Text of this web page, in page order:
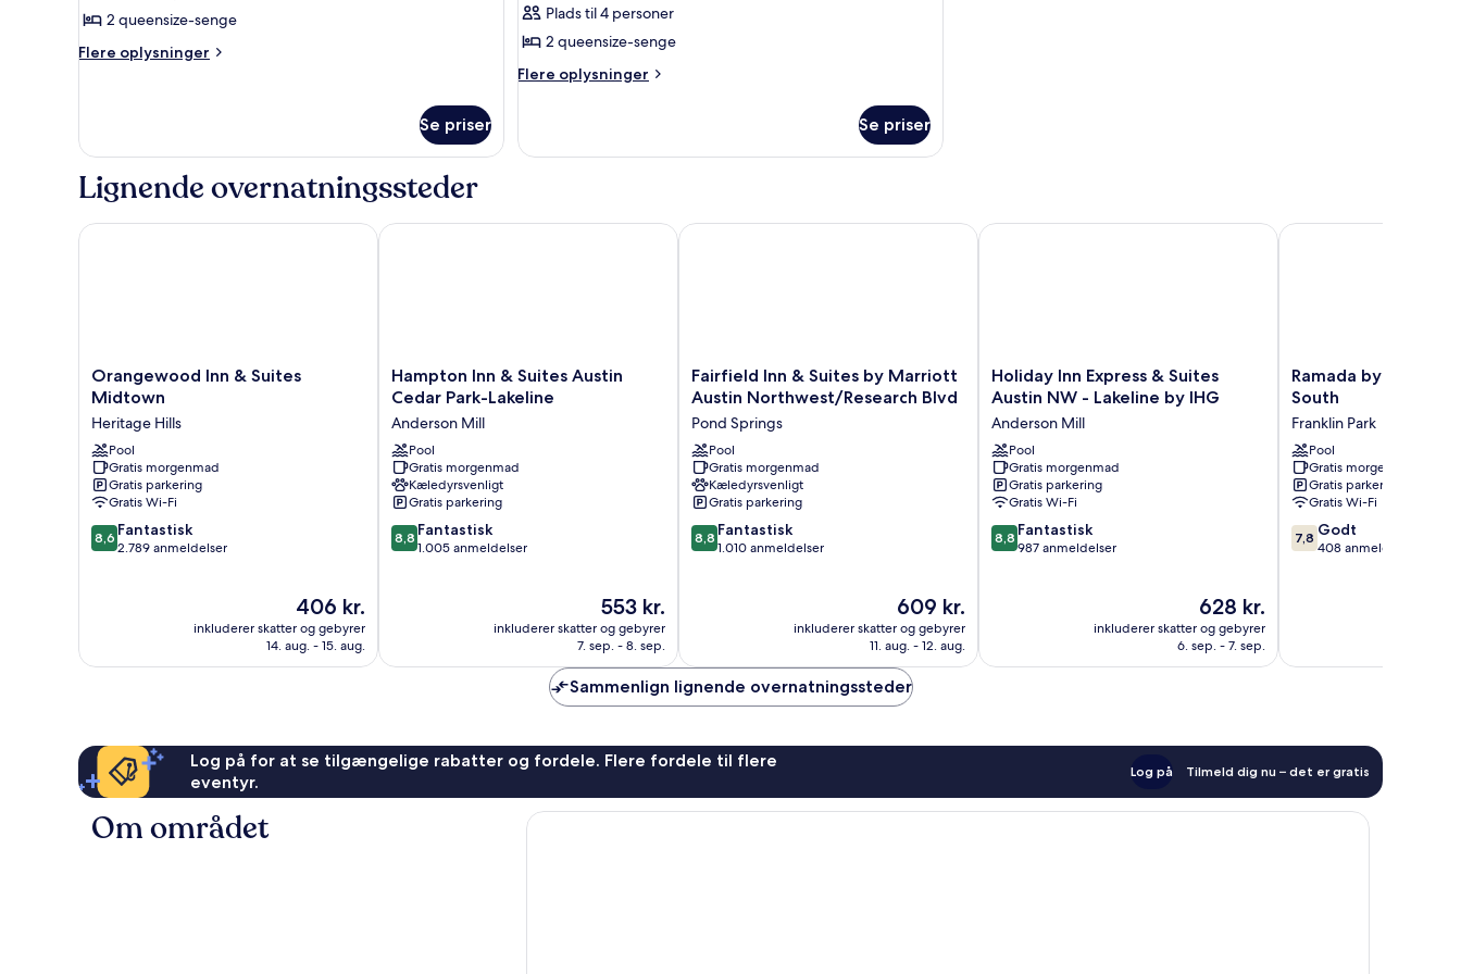
Shower)
senge
-
2 queensize-senge
Flere oplysninger
Flere
2
senge
handicapvenligt
Se priser
senge
-
brusekabine
(Mobility,
Shower)
Plads til 4 personer
2 queensize-senge
Flere oplysninger
Flere
-
-
Shower)
Se priser
Lignende overnatningssteder
Orangewood
Inn
Suites
Midtown
Heritage
Hills
Orangewood Inn & Suites
Midtown
Heritage Hills
Pool
Gratis morgenmad
Gratis parkering
Gratis Wi-Fi
8.6
ud
8,6 Fantastisk
2.789 anmeldelser
Prisen
er
406 kr.
406 kr.
inkluderer skatter og gebyrer
14. aug. - 15. aug.
Orangewood Inn & Suites Midtown
Hampton
Inn
Suites
Austin
Cedar
Park-
Lakeline
Anderson
Mill
Hampton Inn & Suites Austin
Cedar Park-Lakeline
Anderson Mill
Pool
Gratis morgenmad
Kæledyrsvenligt
Gratis parkering
8.8
ud
8,8 Fantastisk
1.005 anmeldelser
Prisen
er
553 kr.
553 kr.
inkluderer skatter og gebyrer
7. sep. - 8. sep.
Hampton Inn & Suites Austin Cedar Park-Lakeline
Fairfield
Inn
Suites
by
Marriott
Austin
Northwest/Research
Blvd
Pond
Fairfield Inn & Suites by Marriott
Austin Northwest/Research Blvd
Pond Springs
Pool
Gratis morgenmad
Kæledyrsvenligt
Gratis parkering
8.8
ud
8,8 Fantastisk
1.010 anmeldelser
Prisen
er
609 kr.
609 kr.
inkluderer skatter og gebyrer
11. aug. - 12. aug.
Fairfield Inn & Suites by Marriott Austin Northwest/Research Blvd
Holiday
Inn
&
Suites
Austin
NW
-
Lakeline
by
Holiday Inn Express & Suites
Austin NW - Lakeline by IHG
Anderson Mill
Pool
Gratis morgenmad
Gratis parkering
Gratis Wi-Fi
8.8
ud
8,8 Fantastisk
987 anmeldelser
Prisen
er
628 kr.
628 kr.
inkluderer skatter og gebyrer
6. sep. - 7. sep.
Holiday Inn Express & Suites Austin NW - Lakeline by IHG
Ramada
by
Austin
South
Franklin
Park
Ramada by
South
Franklin Park
Pool
Gratis morgenmad
Gratis parkering
Gratis Wi-Fi
7.8
ud
7,8 Godt
408 anmeldelser
Ramada by Wyndham
Sammenlign lignende overnatningssteder
Log på for at se tilgængelige rabatter og fordele. Flere fordele til flere
eventyr.
Log på Tilmeld dig nu – det er gratis
Om området